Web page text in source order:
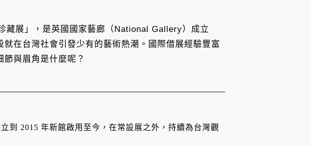
藏展」，是英國國家藝廊（National Gallery）成立
在台灣社會引發少有的藝術熱潮。國際借展經驗豐富
與眉角是什麼呢？
立到 2015 年新館啟用至今，在常設展之外，持續為台灣觀